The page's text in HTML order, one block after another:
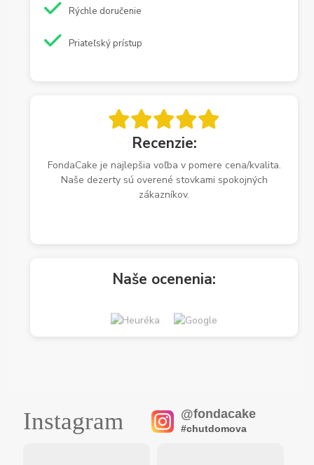
Rýchle doručenie
Priateľský prístup
Recenzie:
FondaCake je najlepšia voľba v pomere cena/kvalita.
Naše dezerty sú overené stovkami spokojných
zákazníkov.
Naše ocenenia:
Instagram @fondacake
#chutdomova